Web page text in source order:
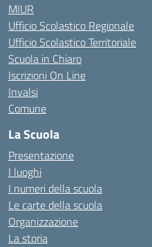
MIUR
Ufficio Scolastico Regionale
Ufficio Scolastico Territoriale
Scuola in Chiaro
Iscrizioni On Line
Invalsi
Comune
La Scuola
Presentazione
I luoghi
I numeri della scuola
Le carte della scuola
Organizzazione
La storia